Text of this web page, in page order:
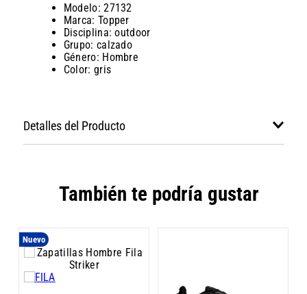
Modelo: 27132
Marca: Topper
Disciplina: outdoor
Grupo: calzado
Género: Hombre
Color: gris
Detalles del Producto
También te podría gustar
Nuevo